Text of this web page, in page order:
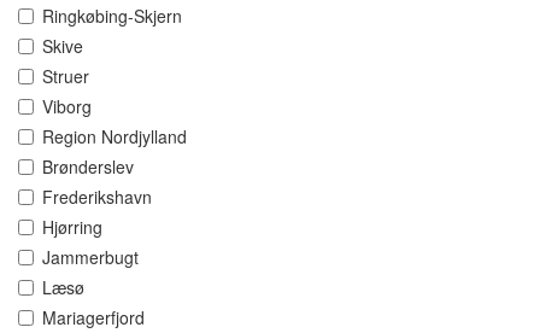
Ringkøbing-Skjern
Skive
Struer
Viborg
Region Nordjylland
Brønderslev
Frederikshavn
Hjørring
Jammerbugt
Læsø
Mariagerfjord